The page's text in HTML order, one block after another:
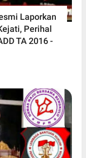
Laporkan
Perihal
TA 2016 -